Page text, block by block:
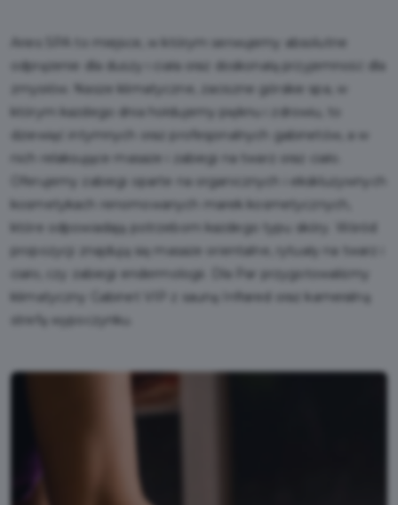
Aries SPA to miejsce, w którym serwujemy absolutne
odprężenie dla duszy i ciała oraz doskonałą przyjemność dla
zmysłów. Nasze klimatyczne, zaciszne górskie spa, w
którym każdego dnia hołdujemy pięknu i zdrowiu, to
dziewięć intymnych oraz profesjonalnych gabinetów, a w
nich relaksujące masaże i zabiegi na twarz oraz ciało.
Oferujemy zabiegi oparte na organicznych i ekskluzywnych
kosmetykach renomowanych marek kosmetycznych,
które odpowiadają potrzebom każdego typu skóry. Wśród
propozycji znajdują się masaże orientalne, rytuały na twarz i
ciało, czy zabiegi endermologii. Dla Par przygotowaliśmy
klimatyczny Gabinet VIP z sauną Infrared oraz kameralną
strefą wypoczynku.